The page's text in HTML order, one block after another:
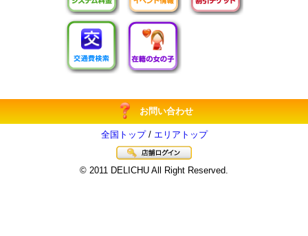
お問い合わせ
全国トップ/ エリアトップ
© 2011 DELICHU All Right Reserved.